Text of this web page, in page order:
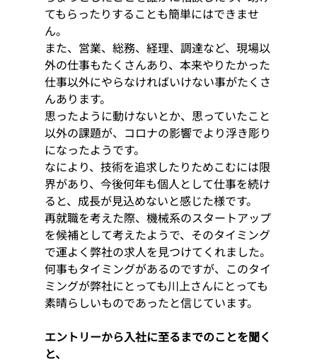
てもらったりすることも簡単にはできませ
ん。
また、営業、総務、経理、調達など、現場以
外の仕事もたくさんあり、本来やりたかった
仕事以外にやらなければいけない事がたくさ
んあります。
思ったように動けないとか、思っていたこと
以外の課題が、コロナの影響でより浮き彫り
になったようです。
なにより、技術を追求したりためこむには限
界があり、今後何年も個人として仕事を続け
ると、成長が見込めないと感じた様です。
再就職を考えた際、機械系のスタートアップ
を候補として考えたようで、そのタイミング
で運よく弊社の求人を見つけてくれました。
何事もタイミングがあるのですが、このタイ
ミングが弊社にとっても川上さんにとっても
素晴らしいものであったと信じています。
エントリーから入社に至るまでのことを聞く
と、